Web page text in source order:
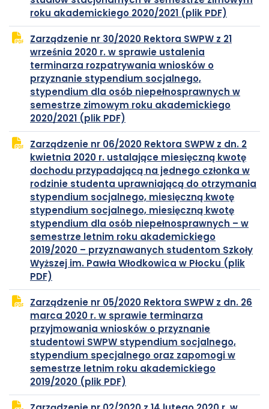
roku akademickiego 2020/2021 (plik PDF)
PDF
się
w
Zarządzenie nr 30/2020 Rektora SWPW z 21
września 2020 r. w sprawie ustalenia
terminarza rozpatrywania wniosków o
przyznanie stypendium socjalnego,
stypendium dla osób niepełnosprawnych w
semestrze zimowym roku akademickiego
2020/2021 (plik PDF)
PDF
się
w
nowej
karcie
Zarządzenie nr 06/2020 Rektora SWPW z dn. 2
kwietnia 2020 r. ustalające miesięczną kwotę
dochodu przypadającą na jednego członka w
rodzinie studenta uprawniającą do otrzymania
stypendium socjalnego, miesięczną kwotę
stypendium socjalnego, miesięczną kwotę
stypendium dla osób niepełnosprawnych – w
semestrze letnim roku akademickiego
2019/2020 – przyznawanych studentom Szkoły
Wyższej im. Pawła Włodkowica w Płocku (plik
PDF)
PDF
się
w
nowej
karcie
Zarządzenie nr 05/2020 Rektora SWPW z dn. 26
marca 2020 r. w sprawie terminarza
przyjmowania wniosków o przyznanie
studentowi SWPW stypendium socjalnego,
stypendium specjalnego oraz zapomogi w
semestrze letnim roku akademickiego
2019/2020 (plik PDF)
PDF
się